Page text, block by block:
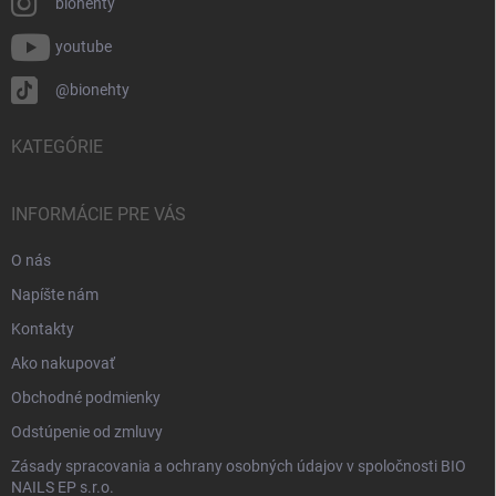
youtube
@bionehty
KATEGÓRIE
INFORMÁCIE PRE VÁS
O nás
Napíšte nám
Kontakty
Ako nakupovať
Obchodné podmienky
Odstúpenie od zmluvy
Zásady spracovania a ochrany osobných údajov v spoločnosti BIO
NAILS EP s.r.o.